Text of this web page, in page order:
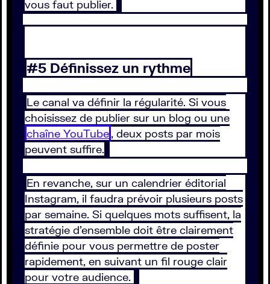
vous faut publier.
#5 Définissez un rythme
Le canal va définir la régularité. Si vous
choisissez de publier sur un blog ou une
chaîne YouTube, deux posts par mois
peuvent suffire.
En revanche, sur un calendrier éditorial
Instagram, il faudra prévoir plusieurs posts
par semaine. Si quelques mots suffisent, la
stratégie d’ensemble doit être clairement
définie pour vous permettre de poster
rapidement, en suivant un fil rouge clair
pour votre audience.